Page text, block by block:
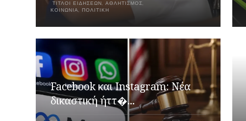
ΤΊΤΛΟΙ ΕΙΔΉΣΕΩΝ ΑΘΛΗΤΙΣΜΌΣ
ΚΟΙΝΩΝΊΑ
ΠΟΛΙΤΙΚΉ
Facebook και Instagram: Νέα
δικαστική ήττ�...